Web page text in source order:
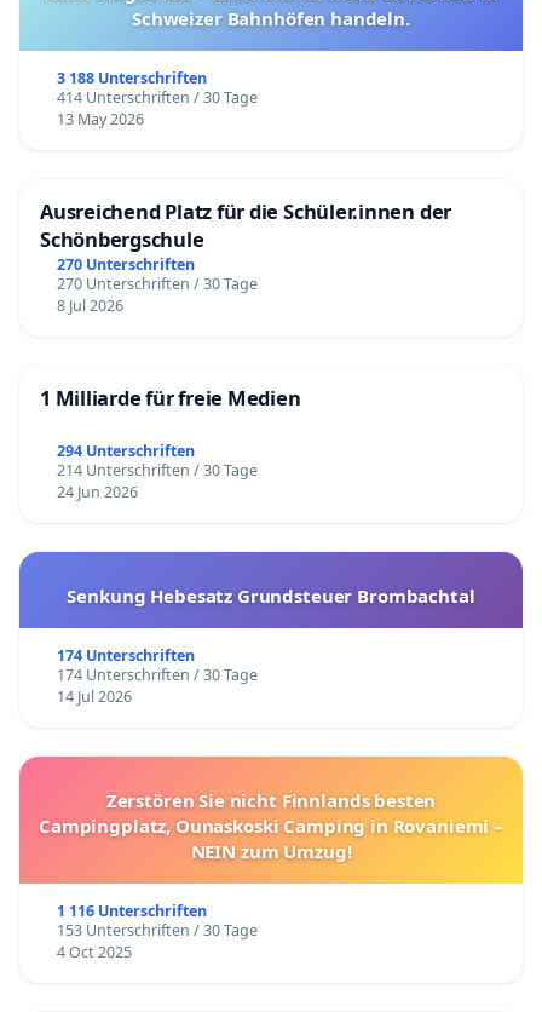
Schweizer Bahnhöfen handeln.
3 188 Unterschriften
414 Unterschriften / 30 Tage
13 May 2026
Ausreichend Platz für die Schüler.innen der
Schönbergschule
270 Unterschriften
270 Unterschriften / 30 Tage
8 Jul 2026
1 Milliarde für freie Medien
294 Unterschriften
214 Unterschriften / 30 Tage
24 Jun 2026
Senkung Hebesatz Grundsteuer Brombachtal
174 Unterschriften
174 Unterschriften / 30 Tage
14 Jul 2026
Zerstören Sie nicht Finnlands besten
Campingplatz, Ounaskoski Camping in Rovaniemi –
NEIN zum Umzug!
1 116 Unterschriften
153 Unterschriften / 30 Tage
4 Oct 2025